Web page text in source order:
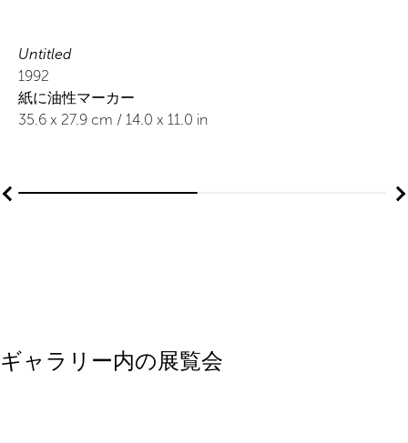
Untitled
1992
紙に油性マーカー
35.6 x 27.9 cm / 14.0 x 11.0 in
ギャラリー内の展覧会